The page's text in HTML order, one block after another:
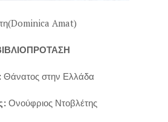
Amat)
Θάνατος στην Ελλάδα
Ονούφριος Ντοβλέτης